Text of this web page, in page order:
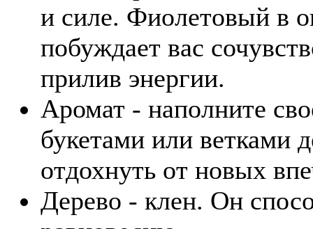
и силе. Фиолетовый в
побуждает вас
прилив энергии.
Аромат - наполните
букетами или ветками
отдохнуть от новых
Дерево - клен. Он